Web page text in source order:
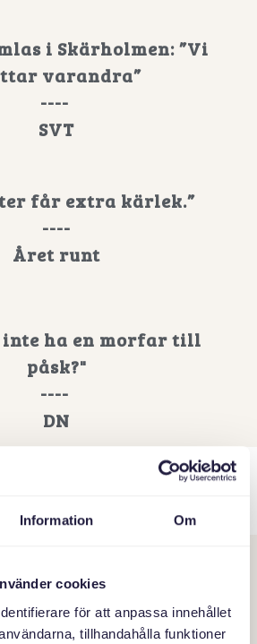
Information Om
cookies
för att anpassa innehållet
tillhandahålla funktioner
i Skärholmen: ”Vi
varandra”
----
SVT
får extra kärlek.”
----
Året runt
ha en morfar till
påsk?"
----
DN
pappor med olika
bakgrund"